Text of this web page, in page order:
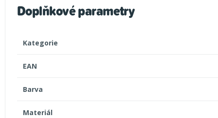
Doplňkové parametry
Kategorie
EAN
Barva
Materiál